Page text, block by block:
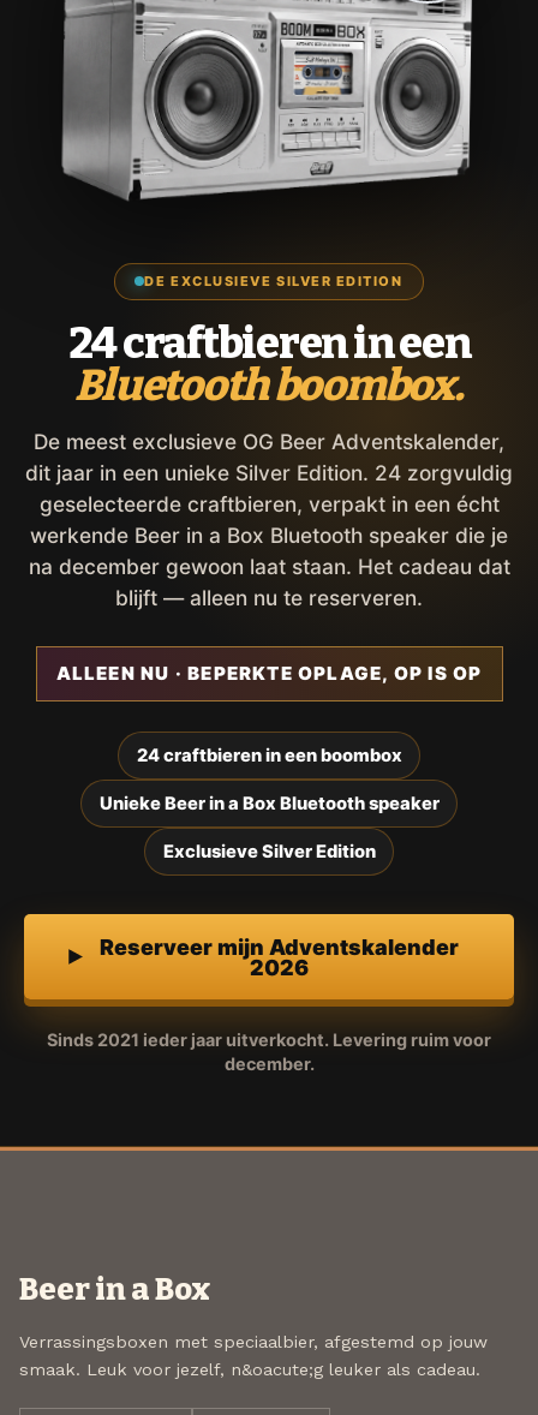
DE EXCLUSIEVE SILVER EDITION
24 craftbieren in een
Bluetooth boombox.
De meest exclusieve OG Beer Adventskalender,
dit jaar in een unieke Silver Edition. 24 zorgvuldig
geselecteerde craftbieren, verpakt in een écht
werkende Beer in a Box Bluetooth speaker die je
na december gewoon laat staan. Het cadeau dat
blijft — alleen nu te reserveren.
ALLEEN NU · BEPERKTE OPLAGE, OP IS OP
24 craftbieren in een boombox
Unieke Beer in a Box Bluetooth speaker
Exclusieve Silver Edition
Reserveer mijn Adventskalender
2026
Sinds 2021 ieder jaar uitverkocht. Levering ruim voor
december.
Beer in a Box
Verrassingsboxen met speciaalbier, afgestemd op jouw
smaak. Leuk voor jezelf, n&oacute;g leuker als cadeau.